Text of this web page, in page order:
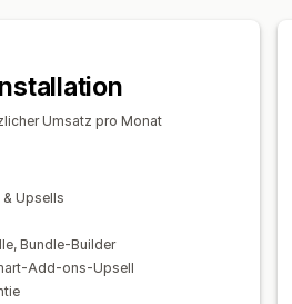
Umsatz pro Monat
Upsells
Bundle-Builder
Add-ons-Upsell